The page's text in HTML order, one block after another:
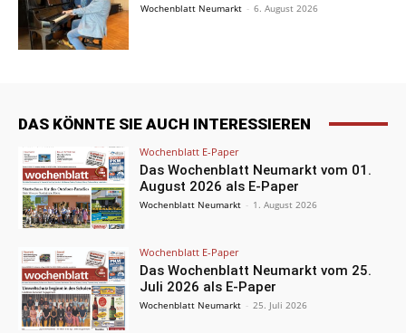
Wochenblatt Neumarkt - 6. August 2026
DAS KÖNNTE SIE AUCH INTERESSIEREN
Wochenblatt E-Paper
Das Wochenblatt Neumarkt vom 01.
August 2026 als E-Paper
Wochenblatt Neumarkt - 1. August 2026
Wochenblatt E-Paper
Das Wochenblatt Neumarkt vom 25.
Juli 2026 als E-Paper
Wochenblatt Neumarkt - 25. Juli 2026